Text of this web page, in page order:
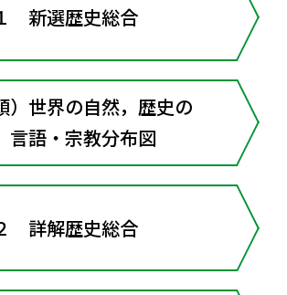
新選歴史総合
）世界の自然，歴史の
言語・宗教分布図
詳解歴史総合